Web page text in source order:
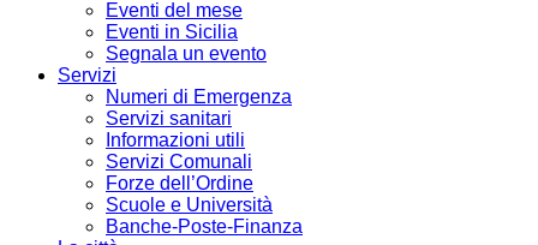
Eventi del mese
Eventi in Sicilia
Segnala un evento
Servizi
Numeri di Emergenza
Servizi sanitari
Informazioni utili
Servizi Comunali
Forze dell’Ordine
Scuole e Università
Banche-Poste-Finanza